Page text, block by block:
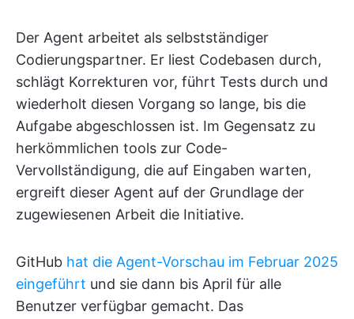
Der Agent arbeitet als selbstständiger
Codierungspartner. Er liest Codebasen durch,
schlägt Korrekturen vor, führt Tests durch und
wiederholt diesen Vorgang so lange, bis die
Aufgabe abgeschlossen ist. Im Gegensatz zu
herkömmlichen tools zur Code-
Vervollständigung, die auf Eingaben warten,
ergreift dieser Agent auf der Grundlage der
zugewiesenen Arbeit die Initiative.
GitHub hat die Agent-Vorschau im Februar 2025
eingeführt und sie dann bis April für alle
Benutzer verfügbar gemacht. Das